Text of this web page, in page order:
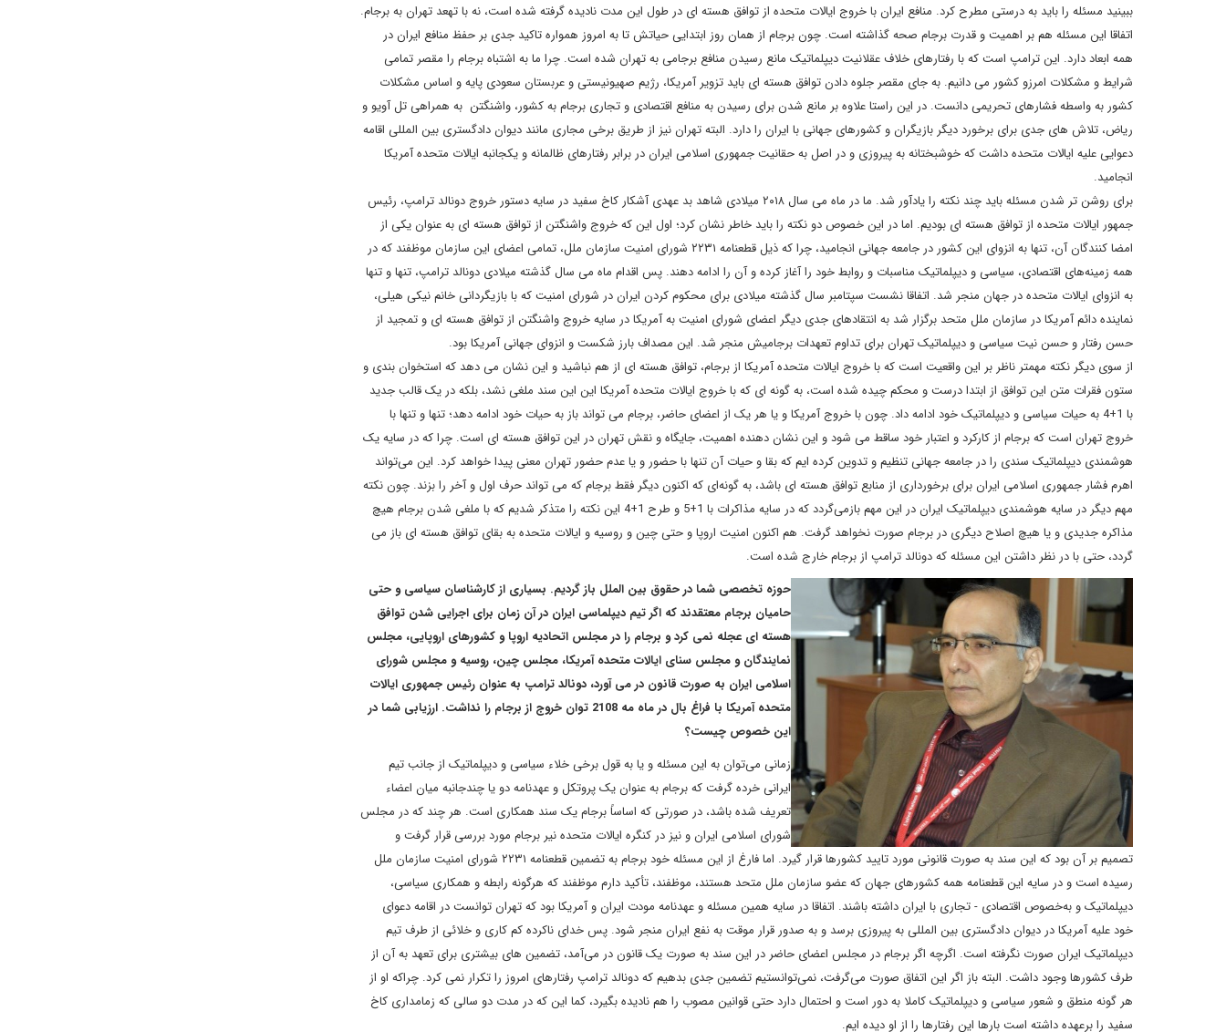
ببینید مسئله را باید به درستی مطرح کرد. منافع ایران با خروج ایالات متحده از توافق هسته ای در طول این مدت نادیده گرفته شده است، نه با تهعد تهران به برجام.
اتفاقا این مسئله هم بر اهمیت و قدرت برجام صحه گذاشته است. چون برجام از همان روز ابتدایی حیاتش تا به امروز همواره تاکید جدی بر حفظ منافع ایران در
همه ابعاد دارد. این ترامپ است که با رفتارهای خلاف عقلانیت دیپلماتیک مانع رسیدن منافع برجامی به تهران شده است. چرا ما به اشتباه برجام را مقصر تمامی
شرایط و مشکلات امرزو کشور می دانیم. به جای مقصر جلوه دادن توافق هسته ای باید تزویر آمریکا، رژیم صهیونیستی و عربستان سعودی پایه و اساس مشکلات
کشور به واسطه فشارهای تحریمی دانست. در این راستا علاوه بر مانع شدن برای رسیدن به منافع اقتصادی و تجاری برجام به کشور، واشنگتن به همراهی تل آویو و
ریاض، تلاش های جدی برای برخورد دیگر بازیگران و کشورهای جهانی با ایران را دارد. البته تهران نیز از طریق برخی مجاری مانند دیوان دادگستری بین المللی اقامه
دعوایی علیه ایالات متحده داشت که خوشبختانه به پیروزی و در اصل به حقانیت جمهوری اسلامی ایران در برابر رفتارهای ظالمانه و یکجانبه ایالات متحده آمریکا
انجامید.
برای روشن تر شدن مسئله باید چند نکته را یادآور شد. ما در ماه می سال ۲۰۱۸ میلادی شاهد بد عهدی آشکار کاخ سفید در سایه دستور خروج دونالد ترامپ، رئیس
جمهور ایالات متحده از توافق هسته ای بودیم. اما در این خصوص دو نکته را باید خاطر نشان کرد؛ اول این که خروج واشنگتن از توافق هسته ای به عنوان یکی از
امضا کنندگان آن، تنها به انزوای این کشور در جامعه جهانی انجامید، چرا که ذیل قطعنامه ۲۲۳۱ شورای امنیت سازمان ملل، تمامی اعضای این سازمان موظفند که در
همه زمینه‌های اقتصادی، سیاسی و دیپلماتیک مناسبات و روابط خود را آغاز کرده و آن را ادامه دهند. پس اقدام ماه می سال گذشته میلادی دونالد ترامپ، تنها و تنها
به انزوای ایالات متحده در جهان منجر شد. اتفاقا نشست سپتامبر سال گذشته میلادی برای محکوم کردن ایران در شورای امنیت که با بازیگردانی خانم نیکی هیلی،
نماینده دائم آمریکا در سازمان ملل متحد برگزار شد به انتقادهای جدی دیگر اعضای شورای امنیت به آمریکا در سایه خروج واشنگتن از توافق هسته ای و تمجید از
حسن رفتار و حسن نیت سیاسی و دیپلماتیک تهران برای تداوم تعهدات برجامیش منجر شد. این مصداف بارز شکست و انزوای جهانی آمریکا بود.
از سوی دیگر نکته مهمتر ناظر بر این واقعیت است که با خروج ایالات متحده آمریکا از برجام، توافق هسته ای از هم نباشید و این نشان می دهد که استخوان بندی و
ستون فقرات متن این توافق از ابتدا درست و محکم چیده شده است، به گونه ای که با خروج ایالات متحده آمریکا این این سند ملغی نشد، بلکه در یک قالب جدید
با 1+4 به حیات سیاسی و دیپلماتیک خود ادامه داد. چون با خروج آمریکا و یا هر یک از اعضای حاضر، برجام می تواند باز به حیات خود ادامه دهد؛ تنها و تنها با
خروج تهران است که برجام از کارکرد و اعتبار خود ساقط می شود و این نشان دهنده اهمیت، جایگاه و نقش تهران در این توافق هسته ای است. چرا که در سایه یک
هوشمندی دیپلماتیک سندی را در جامعه جهانی تنظیم و تدوین کرده ایم که بقا و حیات آن تنها با حضور و یا عدم حضور تهران معنی پیدا خواهد کرد. این می‌تواند
اهرم فشار جمهوری اسلامی ایران برای برخورداری از منابع توافق هسته ای باشد، به گونه‌ای که اکنون دیگر فقط برجام که می تواند حرف اول و آخر را بزند. چون نکته
مهم دیگر در سایه هوشمندی دیپلماتیک ایران در این مهم بازمی‌گردد که در سایه مذاکرات با 1+5 و طرح 1+4 این نکته را متذکر شدیم که با ملغی شدن برجام هیچ
مذاکره جدیدی و یا هیچ اصلاح دیگری در برجام صورت نخواهد گرفت. هم اکنون امنیت اروپا و حتی چین و روسیه و ایالات متحده به بقای توافق هسته ای باز می
گردد، حتی با در نظر داشتن این مسئله که دونالد ترامپ از برجام خارج شده است.
حوزه تخصصی شما در حقوق بین الملل باز گردیم. بسیاری از کارشناسان سیاسی و حتی
حامیان برجام معتقدند که اگر تیم دیپلماسی ایران در آن زمان برای اجرایی شدن توافق
هسته ای عجله نمی کرد و برجام را در مجلس اتحادیه اروپا و کشورهای اروپایی، مجلس
نمایندگان و مجلس سنای ایالات متحده آمریکا، مجلس چین، روسیه و مجلس شورای
اسلامی ایران به صورت قانون در می آورد، دونالد ترامپ به عنوان رئیس جمهوری ایالات
متحده آمریکا با فراغ بال در ماه مه 2108 توان خروج از برجام را نداشت. ارزیابی شما در
این خصوص چیست؟
زمانی می‌توان به این مسئله و یا به قول برخی خلاء سیاسی و دیپلماتیک از جانب تیم
ایرانی خرده گرفت که برجام به عنوان یک پروتکل و عهدنامه دو یا چندجانبه میان اعضاء
تعریف شده باشد، در صورتی که اساساً برجام یک سند همکاری است. هر چند که در مجلس
شورای اسلامی ایران و نیز در کنگره ایالات متحده نیر برجام مورد بررسی قرار گرفت و
تصمیم بر آن بود که این سند به صورت قانونی مورد تایید کشورها قرار گیرد. اما فارغ از این مسئله خود برجام به تضمین قطعنامه ۲۲۳۱ شورای امنیت سازمان ملل
رسیده است و در سایه این قطعنامه همه کشورهای جهان که عضو سازمان ملل متحد هستند، موظفند، تأکید دارم موظفند که هرگونه رابطه و همکاری سیاسی،
دیپلماتیک و به‌خصوص اقتصادی - تجاری با ایران داشته باشند. اتفاقا در سایه همین مسئله و عهدنامه مودت ایران و آمریکا بود که تهران توانست در اقامه دعوای
خود علیه آمریکا در دیوان دادگستری بین المللی به پیروزی برسد و به صدور قرار موقت به نفع ایران منجر شود. پس خدای ناکرده کم کاری و خلائی از طرف تیم
دیپلماتیک ایران صورت نگرفته است. اگرچه اگر برجام در مجلس اعضای حاضر در این سند به صورت یک قانون در می‌آمد، تضمین های بیشتری برای تعهد به آن از
طرف کشورها وجود داشت. البته باز اگر این اتفاق صورت می‌گرفت، نمی‌توانستیم تضمین جدی بدهیم که دونالد ترامپ رفتارهای امروز را تکرار نمی کرد. چراکه او از
هر گونه منطق و شعور سیاسی و دیپلماتیک کاملا به دور است و احتمال دارد حتی قوانین مصوب را هم نادیده بگیرد، کما این که در مدت دو سالی که زمامداری کاخ
سفید را برعهده داشته است بارها این رفتارها را از او دیده ایم.